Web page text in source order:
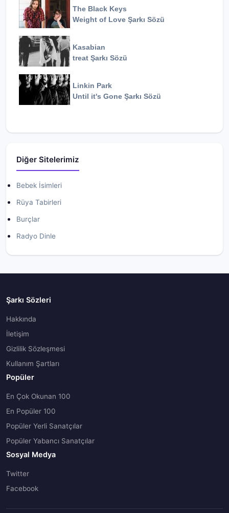
The Black Keys
Weight of Love Şarkı Sözü
Kasabian
treat Şarkı Sözü
Linkin Park
Until it's Gone Şarkı Sözü
Diğer Sitelerimiz
Bebek İsimleri
Rüya Tabirleri
Burçlar
Radyo Dinle
Şarkı Sözleri
Hakkında
İletişim
Gizlilik Sözleşmesi
Kullanım Şartları
Popüler
En Çok Okunan 100
En Popüler 100
Popüler Yerli Sanatçılar
Popüler Yabancı Sanatçılar
Sosyal Medya
Twitter
Facebook